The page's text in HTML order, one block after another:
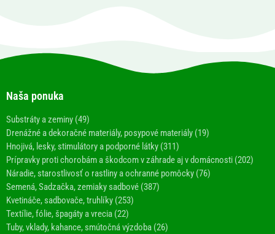
Naša ponuka
Substráty a zeminy (49)
Drenážné a dekoračné materiály, posypové materiály (19)
Hnojivá, lesky, stimulátory a podporné látky (311)
Prípravky proti chorobám a škodcom v záhrade aj v domácnosti (202)
Náradie, starostlivosť o rastliny a ochranné pomôcky (76)
Semená, Sadzačka, zemiaky sadbové (387)
Kvetináče, sadbovače, truhlíky (253)
Textílie, fólie, špagáty a vrecia (22)
Tuby, vklady, kahance, smútočná výzdoba (26)